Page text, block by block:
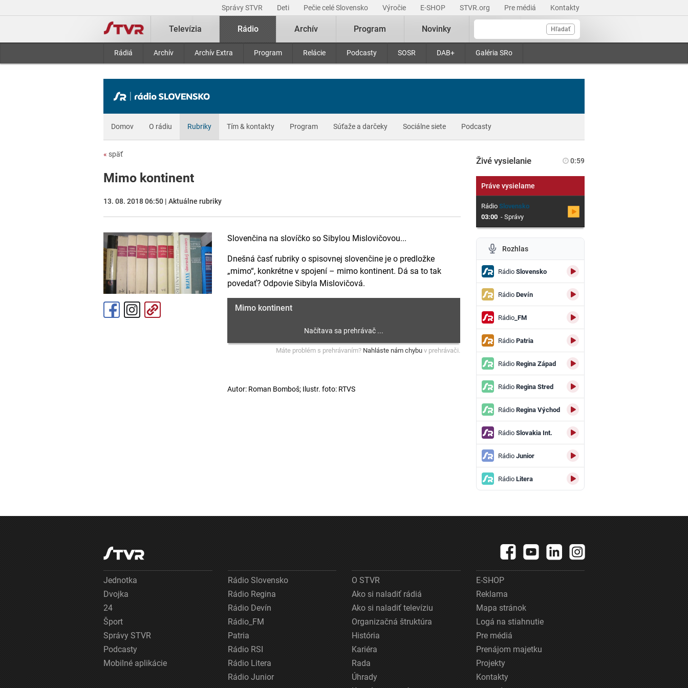
Správy STVR Deti Pečie celé Slovensko Výročie E-SHOP STVR.org Pre médiá Kontakty
Hľadať
Televízia Rádio
Rádiá Archív Archív Extra Program Relácie Podcasty SOSR DAB+ Galéria SRo
Archív Program Novinky
Domov O rádiu Rubriky Tím & kontakty Program Súťaže a darčeky Sociálne siete Podcasty
« späť
Mimo kontinent
13. 08. 2018 06:50 | Aktuálne rubriky
Slovenčina na slovíčko so Sibylou Mislovičovou...
Dnešná časť rubriky o spisovnej slovenčine je o predložke
„mimo“, konkrétne v spojení – mimo kontinent. Dá sa to tak
povedať? Odpovie Sibyla Mislovičová.
Mimo kontinent
Máte problém s prehrávaním? Nahláste nám chybu v prehrávači.
Autor: Roman Bomboš; Ilustr. foto: RTVS
Živé vysielanie 0:59
Práve vysielame
RádioSlovensko
03:00 - Správy
Rozhlas
RádioSlovensko
RádioDevín
Rádio_FM
RádioPatria
RádioRegina Západ
RádioRegina Stred
RádioRegina Východ
RádioSlovakia Int.
RádioJunior
RádioLitera
Jednotka
Dvojka
24
Šport
Správy STVR
Podcasty
Mobilné aplikácie
Rádio Slovensko
Rádio Regina
Rádio Devín
Rádio_FM
Patria
Rádio RSI
Rádio Litera
Rádio Junior
O STVR
Ako si naladiť rádiá
Ako si naladiť televíziu
Organizačná štruktúra
História
Kariéra
Rada
Úhrady
E-SHOP
Reklama
Mapa stránok
Logá na stiahnutie
Pre médiá
Prenájom majetku
Projekty
Kontakty